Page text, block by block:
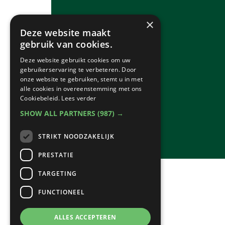
×
Deze website maakt
gebruik van cookies.
Deze website gebruikt cookies om uw
gebruikerservaring te verbeteren. Door
onze website te gebruiken, stemt u in met
alle cookies in overeenstemming met ons
Cookiebeleid. Lees verder
SHOW ALL PARTNERS (987) →
STRIKT NOODZAKELIJK
PRESTATIE
TARGETING
FUNCTIONEEL
ALLES ACCEPTEREN